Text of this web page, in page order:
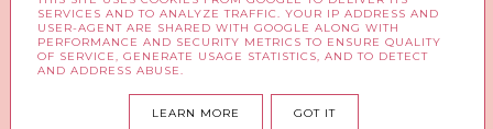
COPYRIGHT ©W BLASKU MARZEŃ.
BLOG DESIGN: KAROGRAFIA.PL
SERVICES AND TO ANALYZE TRAFFIC. YOUR IP ADDRESS AND
USER-AGENT ARE SHARED WITH GOOGLE ALONG WITH
PERFORMANCE AND SECURITY METRICS TO ENSURE QUALITY
OF SERVICE, GENERATE USAGE STATISTICS, AND TO DETECT
AND ADDRESS ABUSE.
LEARN MORE GOT IT